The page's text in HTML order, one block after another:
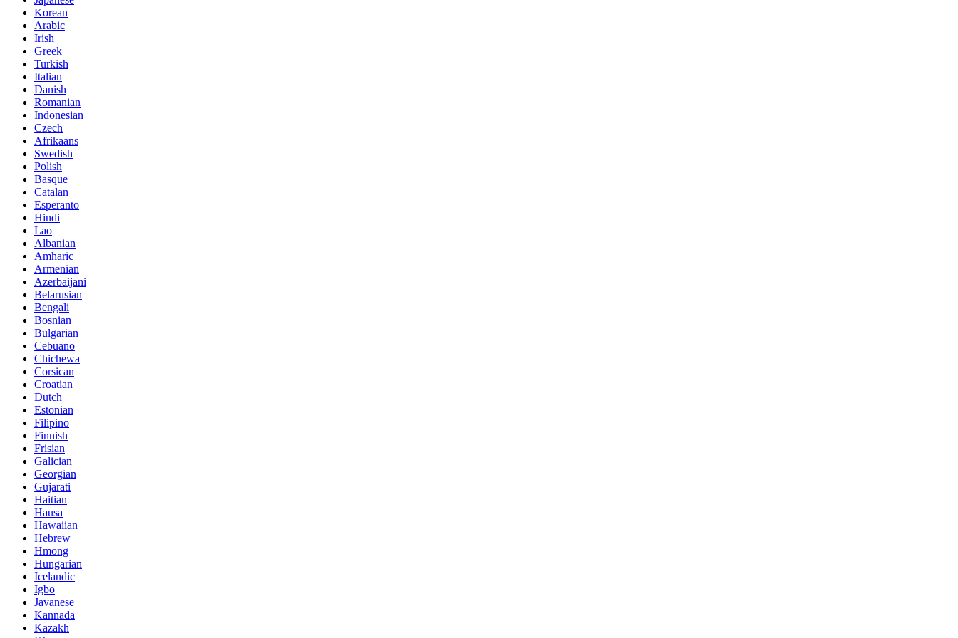
Korean
Arabic
Irish
Greek
Turkish
Italian
Danish
Romanian
Indonesian
Czech
Afrikaans
Swedish
Polish
Basque
Catalan
Esperanto
Hindi
Lao
Albanian
Amharic
Armenian
Azerbaijani
Belarusian
Bengali
Bosnian
Bulgarian
Cebuano
Chichewa
Corsican
Croatian
Dutch
Estonian
Filipino
Finnish
Frisian
Galician
Georgian
Gujarati
Haitian
Hausa
Hawaiian
Hebrew
Hmong
Hungarian
Icelandic
Igbo
Javanese
Kannada
Kazakh